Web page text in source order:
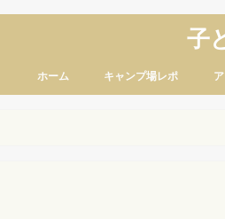
子
ホーム キャンプ場レポ